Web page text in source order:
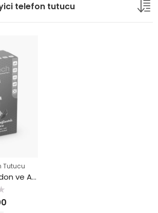
telefon tutucu
Tutucu
Nukrotech M22 Gidon ve Ayna Bağlantılı Telefon Tutucu